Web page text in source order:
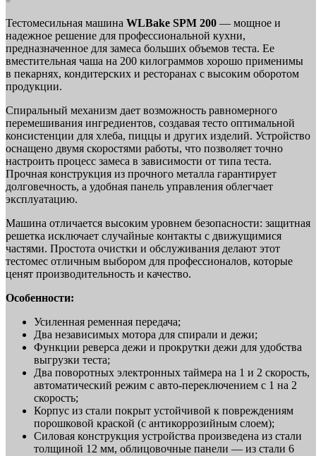
Тестомесильная машина WLBake SPM 200 — мощное и
надежное решение для профессиональной кухни,
предназначенное для замеса больших объемов теста. Ее
вместительная чаша на 200 килограммов хорошо применимы
в пекарнях, кондитерских и ресторанах с высоким оборотом
продукции.
Спиральный механизм дает возможность равномерного
перемешивания ингредиентов, создавая тесто оптимальной
консистенции для хлеба, пиццы и других изделий. Устройство
оснащено двумя скоростями работы, что позволяет точно
настроить процесс замеса в зависимости от типа теста.
Прочная конструкция из прочного металла гарантирует
долговечность, а удобная панель управления облегчает
эксплуатацию.
Машина отличается высоким уровнем безопасности: защитная
решетка исключает случайные контакты с движущимися
частями. Простота очистки и обслуживания делают этот
тестомес отличным выбором для профессионалов, которые
ценят производительность и качество.
Особенности:
Усиленная ременная передача;
Два независимых мотора для спирали и дежи;
Функции реверса дежи и прокрутки дежи для удобства
выгрузки теста;
Два поворотных электронных таймера на 1 и 2 скорость,
автоматический режим с авто-переключением с 1 на 2
скорость;
Корпус из стали покрыт устойчивой к повреждениям
порошковой краской (с антикоррозийным слоем);
Силовая конструкция устройства произведена из стали
толщиной 12 мм, облицовочные панели — из стали 6